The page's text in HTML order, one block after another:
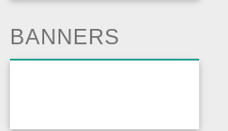
BANNERS